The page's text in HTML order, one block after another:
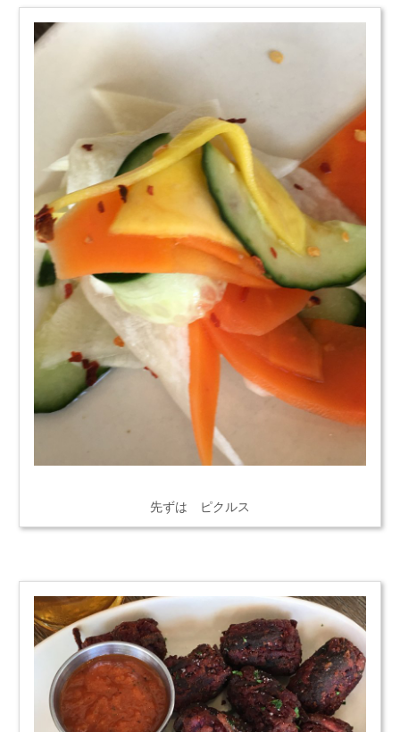
先ずは ピクルス